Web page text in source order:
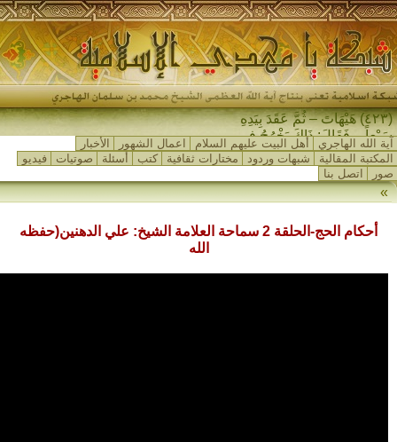
(٤٢٣) هَيْهَاتَ – ثُمَّ عَقَدَ بِيَدِهِ
سَبْعاً – فَقَالَ: ذَاكَ يَخْرُجُ فِي
آخِرِ الزَّمَانِ…
آية الله الهاجري أهل البيت عليهم السلام اعمال الشهور
الأخبار
المكتبة المقالية
شبهات وردود مختارات ثقافية كتب أسئلة صوتيات
فيديو
صور
اتصل بنا
»
أحكام الحج-الحلقة 2 سماحة العلامة الشيخ: علي الدهنين(حفظه
الله